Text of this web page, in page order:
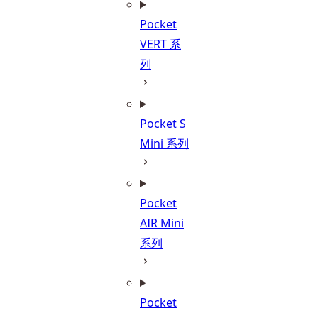
Pocket
VERT 系
列
Pocket S
Mini 系列
Pocket
AIR Mini
系列
Pocket